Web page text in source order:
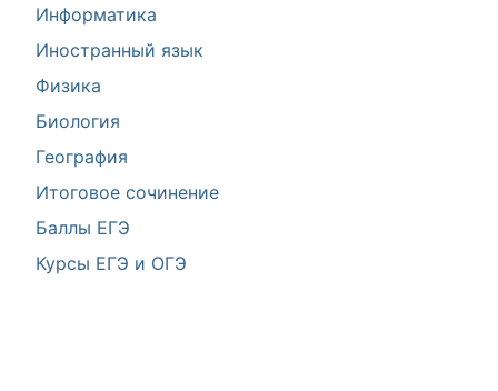
Информатика
Иностранный язык
Физика
Биология
География
Итоговое сочинение
Баллы ЕГЭ
Курсы ЕГЭ и ОГЭ